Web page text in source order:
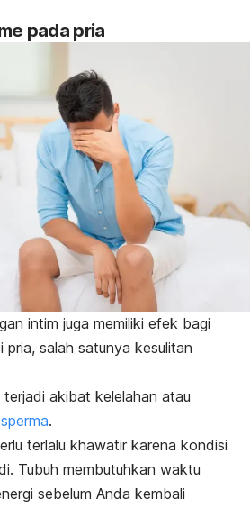
pada pria
intim juga memiliki efek bagi
salah satunya kesulitan
terjadi akibat kelelahan atau
.
terlalu khawatir karena kondisi
Tubuh membutuhkan waktu
sebelum Anda kembali